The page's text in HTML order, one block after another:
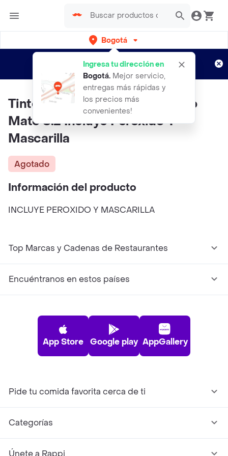
Bogotá
Ingresa tu dirección en
Bogotá. Mejor servicio,
entregas más rápidas y
los precios más
convenientes!
envíos gratis por semanas
Aplican TyC
Tinte DUVY CLASS Rubio Claro
Mate 8.2 Incluye Peroxido Y
Mascarilla
Agotado
Información del producto
INCLUYE PEROXIDO Y MASCARILLA
Top Marcas y Cadenas de Restaurantes
Encuéntranos en estos países
App Store Google play AppGallery
Pide tu comida favorita cerca de ti
Categorías
Únete a Rappi